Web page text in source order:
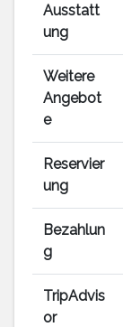
Ausstatt
ung
Weitere
Angebot
e
Reservier
ung
Bezahlun
g
TripAdvis
or